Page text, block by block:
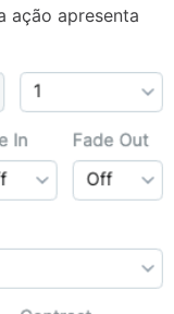
ação apresenta